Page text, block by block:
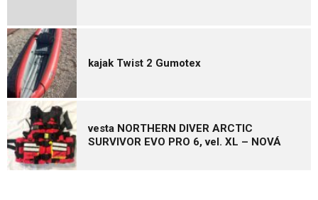
kajak Twist 2 Gumotex
vesta NORTHERN DIVER ARCTIC
SURVIVOR EVO PRO 6, vel. XL – NOVÁ